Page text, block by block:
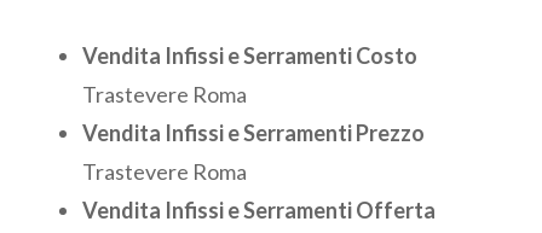
Vendita Infissi e Serramenti Costo
Trastevere Roma
Vendita Infissi e Serramenti Prezzo
Trastevere Roma
Vendita Infissi e Serramenti Offerta